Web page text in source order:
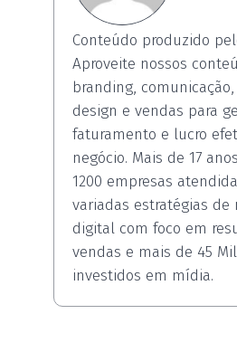
Conteúdo produzido
Aproveite nossos
branding,
design e vendas para
faturamento e lucro
negócio. Mais de 17
1200 empresas
variadas estratégias de
digital com foco em
vendas e mais de 45
investidos em mídia.